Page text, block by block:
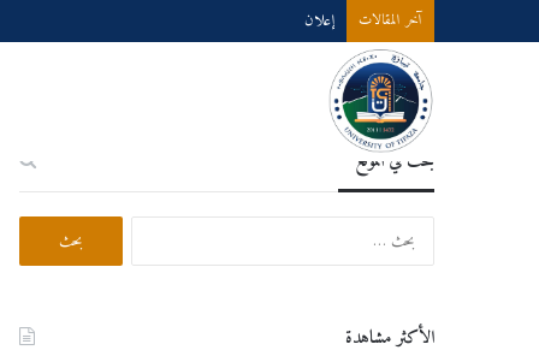
آخر المقالات إعلان
بحث في الموقع
الأكثر مشاهدة